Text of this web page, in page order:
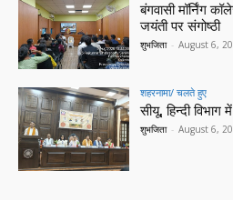
बंगवासी मॉर्निंग
जयंती पर संगोष्ठी
शुभजिता - August 6,
शहरनामा/ चलते हुए
सीयू, हिन्दी विभाग
शुभजिता - August 6,